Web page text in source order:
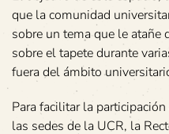
que la comunidad
sobre un tema que le atañe
sobre el tapete durante
fuera del ámbito
Para facilitar la
las sedes de la UCR, la